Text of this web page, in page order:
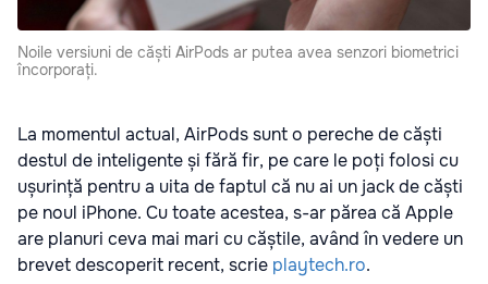
Noile versiuni de căști AirPods ar putea avea senzori biometrici
încorporați.
La momentul actual, AirPods sunt o pereche de căști
destul de inteligente și fără fir, pe care le poți folosi cu
ușurință pentru a uita de faptul că nu ai un jack de căști
pe noul iPhone. Cu toate acestea, s-ar părea că Apple
are planuri ceva mai mari cu căștile, având în vedere un
brevet descoperit recent, scrie playtech.ro.